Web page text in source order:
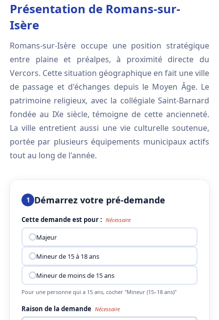
Présentation de Romans-sur-
Isère
Romans-sur-Isère occupe une position stratégique
entre plaine et préalpes, à proximité directe du
Vercors. Cette situation géographique en fait une ville
de passage et d'échanges depuis le Moyen Âge. Le
patrimoine religieux, avec la collégiale Saint-Barnard
fondée au IXe siècle, témoigne de cette ancienneté.
La ville entretient aussi une vie culturelle soutenue,
portée par plusieurs équipements municipaux actifs
tout au long de l'année.
1 Démarrez votre pré-demande
Cette demande est pour : Nécessaire
Majeur
Mineur de 15 à 18 ans
Mineur de moins de 15 ans
Pour une personne qui a 15 ans, cocher "Mineur (15–18 ans)"
Raison de la demande Nécessaire